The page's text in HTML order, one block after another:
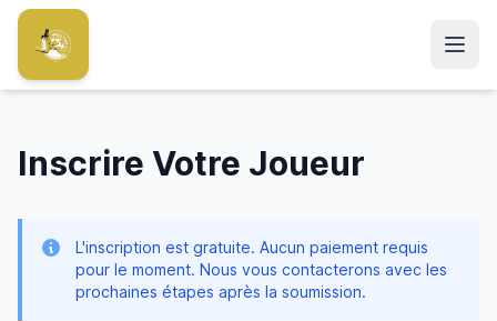
Aller au contenu principal
Inscrire Votre Joueur
L'inscription est gratuite. Aucun paiement requis
pour le moment. Nous vous contacterons avec les
prochaines étapes après la soumission.